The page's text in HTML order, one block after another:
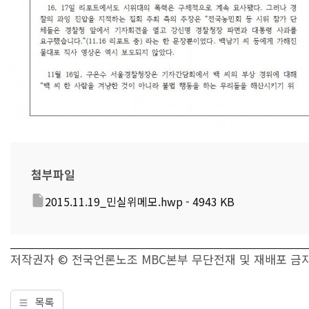
첨부파일
2015.11.19_민실위메모.hwp - 4943 KB
저작권자 © 전국언론노조 MBC본부 무단전재 및 재배포 금
목록